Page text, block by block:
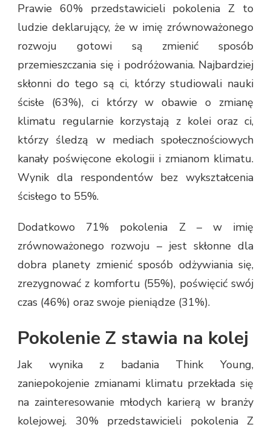
Prawie 60% przedstawicieli pokolenia Z to
ludzie deklarujący, że w imię zrównoważonego
rozwoju gotowi są zmienić sposób
przemieszczania się i podróżowania. Najbardziej
skłonni do tego są ci, którzy studiowali nauki
ścisłe (63%), ci którzy w obawie o zmianę
klimatu regularnie korzystają z kolei oraz ci,
którzy śledzą w mediach społecznościowych
kanały poświęcone ekologii i zmianom klimatu.
Wynik dla respondentów bez wykształcenia
ścisłego to 55%.
Dodatkowo 71% pokolenia Z – w imię
zrównoważonego rozwoju – jest skłonne dla
dobra planety zmienić sposób odżywiania się,
zrezygnować z komfortu (55%), poświęcić swój
czas (46%) oraz swoje pieniądze (31%).
Pokolenie Z stawia na kolej
Jak wynika z badania Think Young,
zaniepokojenie zmianami klimatu przekłada się
na zainteresowanie młodych karierą w branży
kolejowej. 30% przedstawicieli pokolenia Z